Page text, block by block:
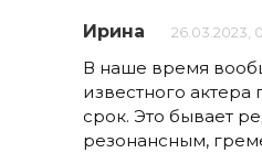
Ирина 26.03.2023,
В наше время
известного
срок. Это бывает
резонансным,